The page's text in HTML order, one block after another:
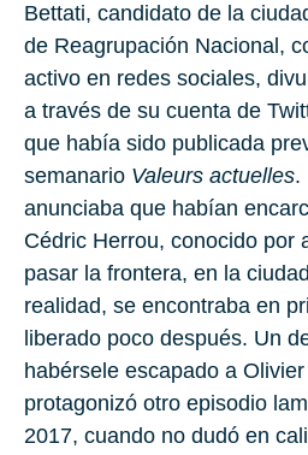
Bettati, candidato de la
de Reagrupación Nacional,
activo en redes sociales,
a través de su cuenta de
que había sido publicada
semanario Valeurs actuelles.
anunciaba que habían
Cédric Herrou, conocido por
pasar la frontera, en la
realidad, se encontraba en
liberado poco después. Un
habérsele escapado a
protagonizó otro episodio
2017, cuando no dudó en